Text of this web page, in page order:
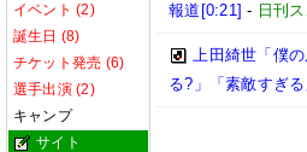
イベント (2)
誕生日 (8)
チケット発売 (6)
選手出演 (2)
キャンプ
サイト
報道[0:21] - 日刊
上田綺世「僕
る?」「素敵すぎ